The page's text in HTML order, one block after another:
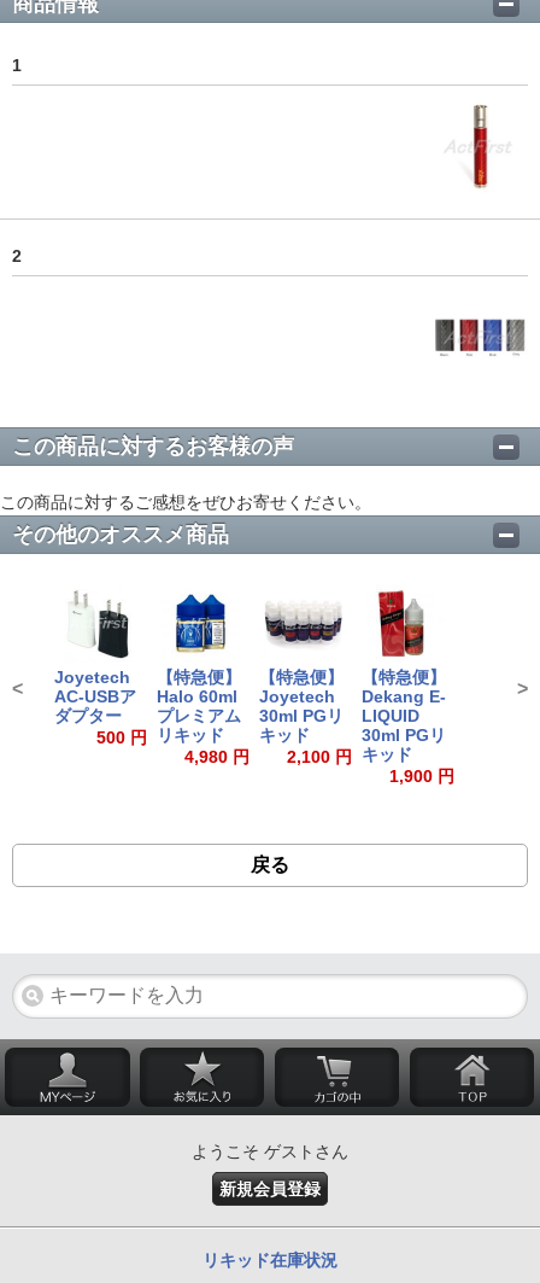
1
2
この商品に対するお客様の声
この商品に対するご感想をぜひお寄せください。
その他のオススメ商品
Joyetech
AC-USBア
ダプター
500 円
【特急便】
Halo 60ml
プレミアム
リキッド
4,980 円
【特急便】
Joyetech
30ml PGリ
キッド
2,100 円
【特急便】
Dekang E-
LIQUID
30ml PGリ
キッド
1,900 円
< >
戻る
ようこそ ゲストさん
新規会員登録
リキッド在庫状況